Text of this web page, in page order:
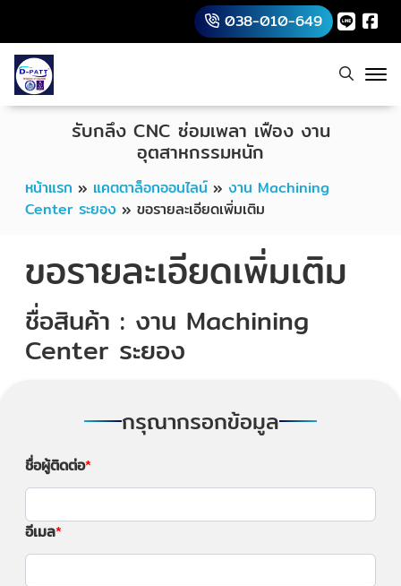
038-010-649
หน้าแรก » แคตตาล็อกออนไลน์ » งาน Machining
Center ระยอง » ขอรายละเอียดเพิ่มเติม
รับกลึง CNC ซ่อมเพลา เฟือง งาน
อุตสาหกรรมหนัก
ขอรายละเอียดเพิ่มเติม
ชื่อสินค้า : งาน Machining
Center ระยอง
กรุณากรอกข้อมูล
ชื่อผู้ติดต่อ
อีเมล